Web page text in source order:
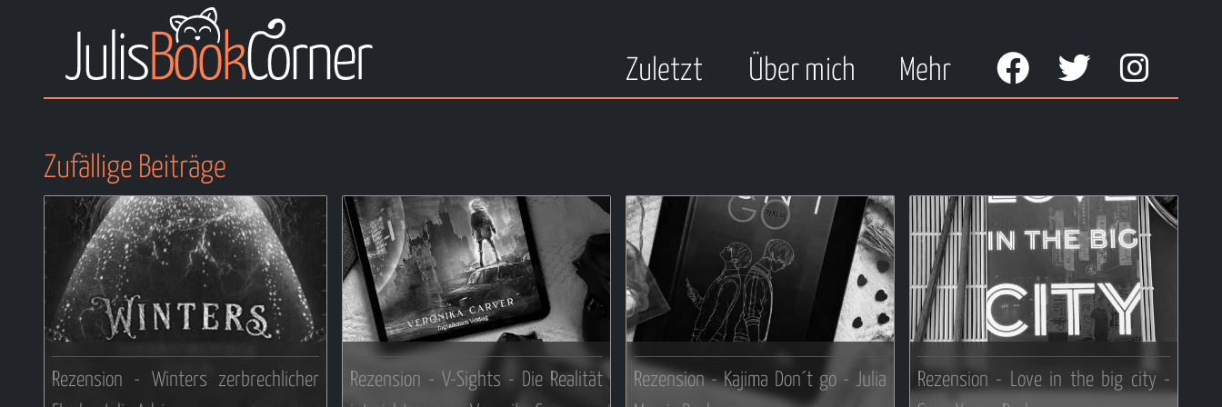
Zuletzt Über mich Mehr
Zufällige Beiträge
Rezension - Winters zerbrechlicher
Rezension - V-Sights - Die Realität
Rezension - Kajima Don´t go - Julia
Rezension - Love in the big city -